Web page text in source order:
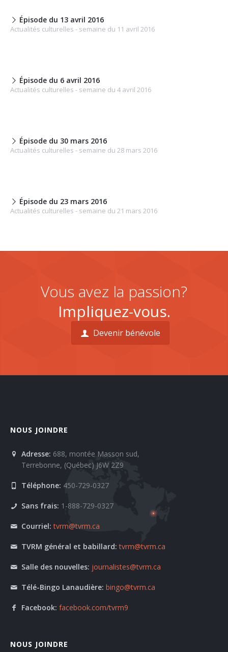
Épisode du 13 avril 2016
Actualités culturelles - semaine du 11 avril 2016
Épisode du 6 avril 2016
Actualités culturelles - semaine du 4 avril 2016
Épisode du 30 mars 2016
Actualités culturelles - semaine du 28 mars 2016
Épisode du 23 mars 2016
Actualités culturelles - semaine du 21 mars 2016
Vous avez la passion?
Impliquez-vous.
Devenir bénévole
NOUS JOINDRE
Adresse: 688, montée Masson sud,
Terrebonne, (Québec) J6W 2Z9
Téléphone: 450-729-0327
Sans frais: 1-888-729-0327
Courriel: tvrm@tvrm.ca
TVRM général et babillard: tvrm@tvrm.ca
Salle des nouvelles: journalistes@tvrm.ca
Télé-Bingo Lanaudière: bingo@tvrm.ca
Facebook: facebook.com/tvrm9
NOUS JOINDRE